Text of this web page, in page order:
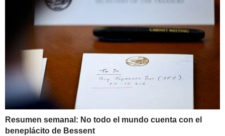
Resumen semanal: No todo el mundo cuenta con el
beneplácito de Bessent